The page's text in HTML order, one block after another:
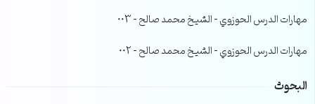
مهارات الدرس الحوزوي – الشيخ محمد صالح – 003
مهارات الدرس الحوزوي – الشيخ محمد صالح – 002
البحوث